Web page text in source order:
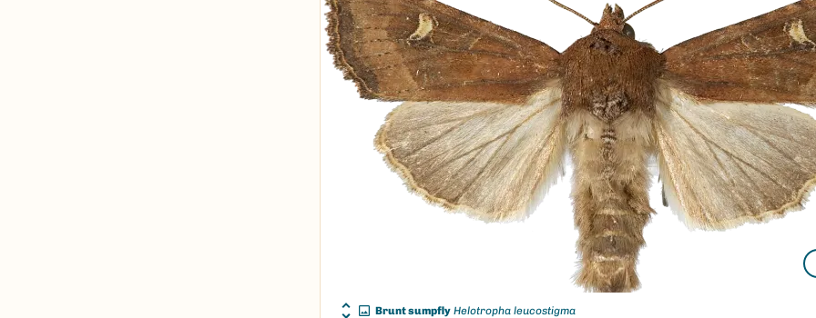
Brunt sumpfly Helotropha leucostigma